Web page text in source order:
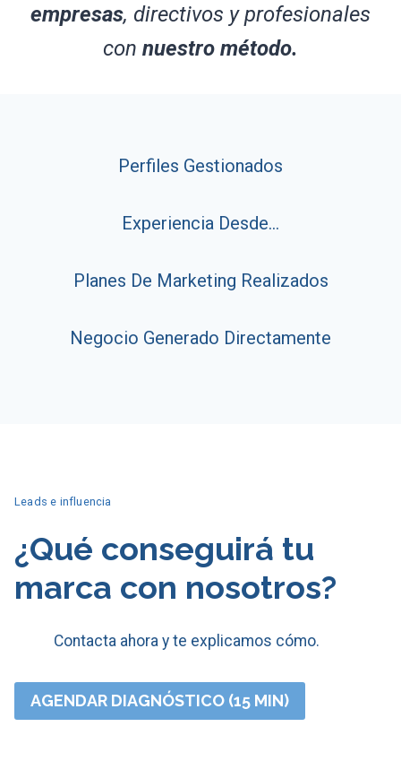
empresas, directivos y profesionales
con nuestro método.
Perfiles Gestionados
Experiencia Desde…
Planes De Marketing Realizados
Negocio Generado Directamente
Leads e influencia
¿Qué conseguirá tu
marca con nosotros?
Contacta ahora y te explicamos cómo.
AGENDAR DIAGNÓSTICO (15 MIN)